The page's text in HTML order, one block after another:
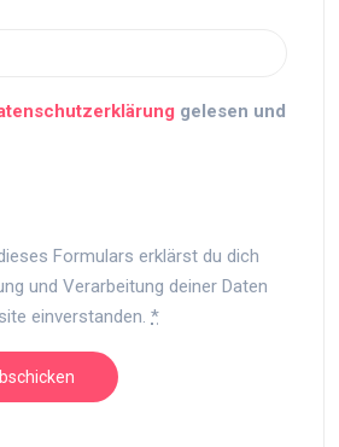
gelesen und
Formulars erklärst du dich
und Verarbeitung deiner Daten
einverstanden. *